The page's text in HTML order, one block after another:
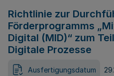
Richtlinie zur
Förderprogramms
Digital (MID)“ zum
Digitale Prozesse
Ausfertigungsdatum